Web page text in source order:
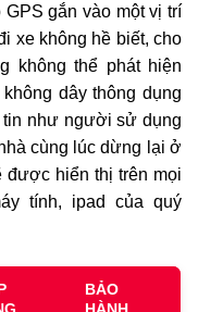
gắn vào một vị trí
xe không hề biết, cho
không thể phát hiện
dây thông dụng
tin như người sử dụng
cùng lúc dừng lại ở
được hiển thị trên mọi
tính, ipad của quý
BẢO
HÀNH